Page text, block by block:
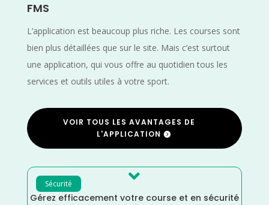
FMS
L’application est beaucoup plus riche. Les courses sont
bien plus détaillées que sur le site. Mais c’est surtout
une application, qui vous offre au quotidien tous les
services et outils utiles à votre sport.
VOIR TOUS LES AVANTAGES DE
L'APPLICATION
Sécurité 
Gérez efficacement votre course et en sécurité